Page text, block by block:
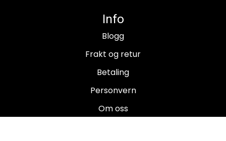
Info
Blogg
Frakt og retur
Betaling
Personvern
Om oss